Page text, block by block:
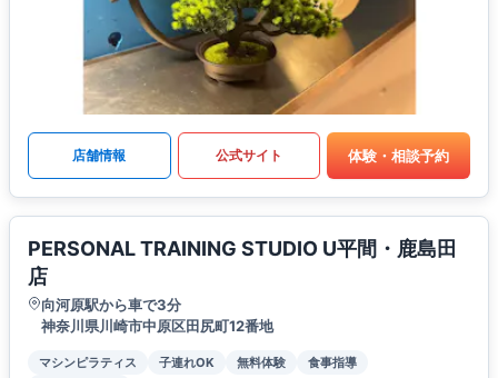
店舗情報 公式サイト 体験・相談予約
PERSONAL TRAINING STUDIO U平間・鹿島田
店
向河原駅から車で3分
神奈川県川崎市中原区田尻町12番地
マシンピラティス 子連れOK 無料体験
食事指導